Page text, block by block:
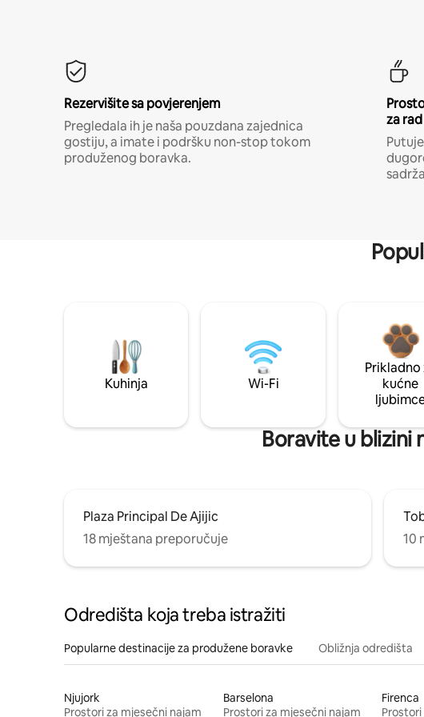
Rezervišite sa povjerenjem
Pregledala ih je naša pouzdana zajednica
gostiju, a imate i podršku non-stop tokom
produženog boravka.
za rad
Kuhinja Wi-Fi
Prikladno
kućne
Boravite u blizini
Plaza Principal De Ajijic
18 mještana preporučuje
10
Odredišta koja treba istražiti
Popularne destinacije za produžene boravke Obližnja odredišta
Njujork
Prostori za mjesečni najam
Barselona
Prostori za mjesečni najam
Firenca